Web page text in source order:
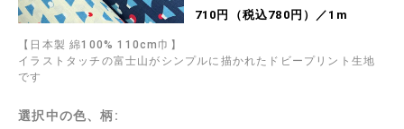
710円（税込780円）／1m
【日本製 綿100% 110cm巾】
イラストタッチの富士山がシンプルに描かれたドビープリント生地
です
選択中の色、柄: